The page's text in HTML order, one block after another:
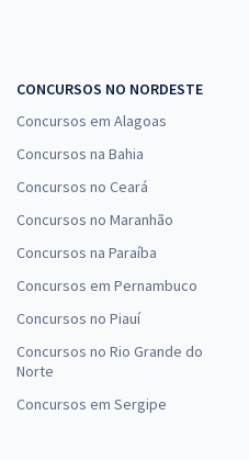
CONCURSOS NO NORDESTE
Concursos em Alagoas
Concursos na Bahia
Concursos no Ceará
Concursos no Maranhão
Concursos na Paraíba
Concursos em Pernambuco
Concursos no Piauí
Concursos no Rio Grande do
Norte
Concursos em Sergipe